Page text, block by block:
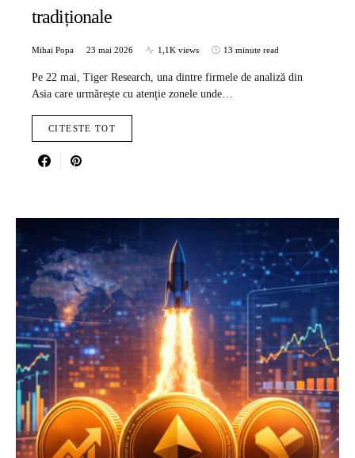
tradiționale
Mihai Popa 23 mai 2026 1,1K views 13 minute read
Pe 22 mai, Tiger Research, una dintre firmele de analiză din
Asia care urmărește cu atenție zonele unde…
CITESTE TOT